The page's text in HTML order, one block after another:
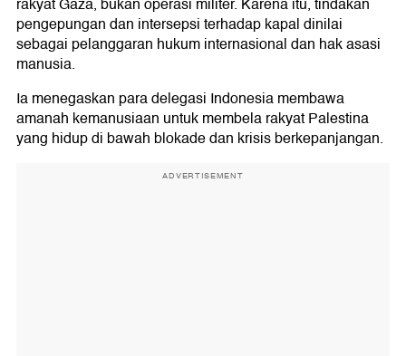
pengepungan dan intersepsi terhadap kapal dinilai
sebagai pelanggaran hukum internasional dan hak asasi
manusia.
Ia menegaskan para delegasi Indonesia membawa
amanah kemanusiaan untuk membela rakyat Palestina
yang hidup di bawah blokade dan krisis berkepanjangan.
ADVERTISEMENT